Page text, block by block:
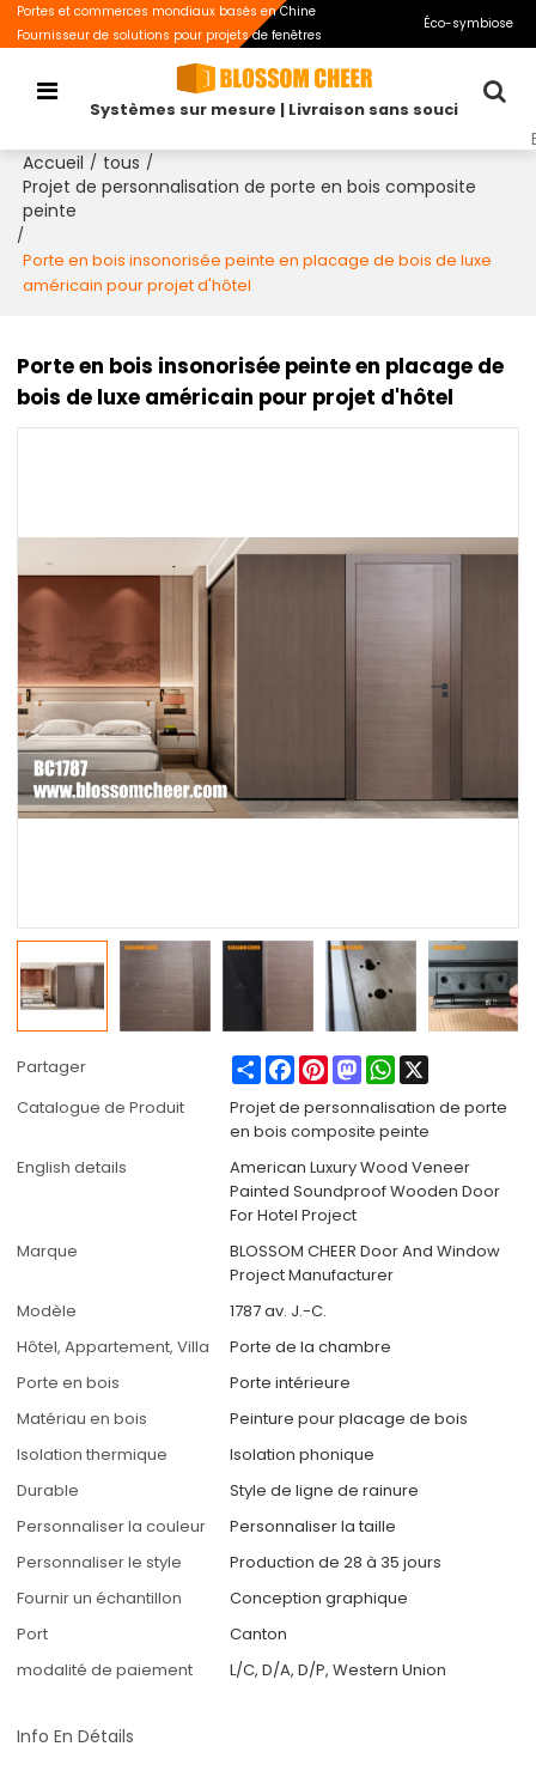
Portes et commerces mondiaux basés en Chine
Fournisseur de solutions pour projets de fenêtres
Éco-symbiose
Systèmes sur mesure | Livraison sans souci
Accueil / tous /
Projet de personnalisation de porte en bois composite
peinte
/
Porte en bois insonorisée peinte en placage de bois de luxe
américain pour projet d'hôtel
Porte en bois insonorisée peinte en placage de
bois de luxe américain pour projet d'hôtel
Partager ShareFacebook
PinterestMastodonWhatsApp
Catalogue de Produit
Projet de personnalisation de porte
en bois composite peinte
English details
American Luxury Wood Veneer
Painted Soundproof Wooden Door
For Hotel Project
Marque
BLOSSOM CHEER Door And Window
Project Manufacturer
Modèle
1787 av. J.-C.
Hôtel, Appartement, Villa
Porte de la chambre
Porte en bois
Porte intérieure
Matériau en bois
Peinture pour placage de bois
Isolation thermique
Isolation phonique
Durable
Style de ligne de rainure
Personnaliser la couleur
Personnaliser la taille
Personnaliser le style
Production de 28 à 35 jours
Fournir un échantillon
Conception graphique
Port
Canton
modalité de paiement
L/C, D/A, D/P, Western Union
Info En Détails